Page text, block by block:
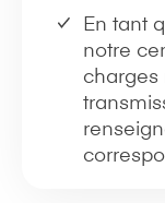
En tant
notre